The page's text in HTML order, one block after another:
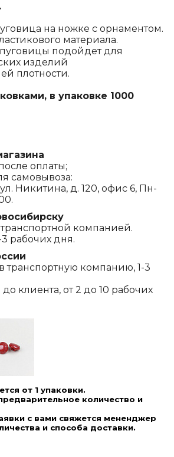
на ножке с орнаментом.
материала.
подойдет для
изделий
плотности.
в упаковке 1000
оплаты;
самовывоза:
Никитина, д. 120, офис 6, Пн-
компанией.
рабочих дня.
в транспортную компанию, 1-3
клиента, от 2 до 10 рабочих
от 1 упаковки.
количество и
с вами свяжется мененджер
и способа доставки.